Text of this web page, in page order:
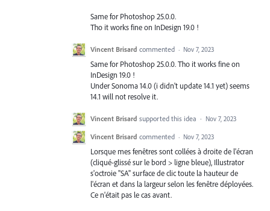
Same for Photoshop 25.0.0.
Tho it works fine on InDesign 19.0 !
Vincent Brisard commented · Nov 7, 2023
Same for Photoshop 25.0.0. Tho it works fine on
InDesign 19.0 !
Under Sonoma 14.0 (i didn't update 14.1 yet) seems
14.1 will not resolve it.
Vincent Brisard supported this idea · Nov 7, 2023
Vincent Brisard commented · Nov 7, 2023
Lorsque mes fenêtres sont collées à droite de l'écran
(cliqué-glissé sur le bord > ligne bleue), Illustrator
s'octroie "SA" surface de clic toute la hauteur de
l'écran et dans la largeur selon les fenêtre déployées.
Ce n'était pas le cas avant.